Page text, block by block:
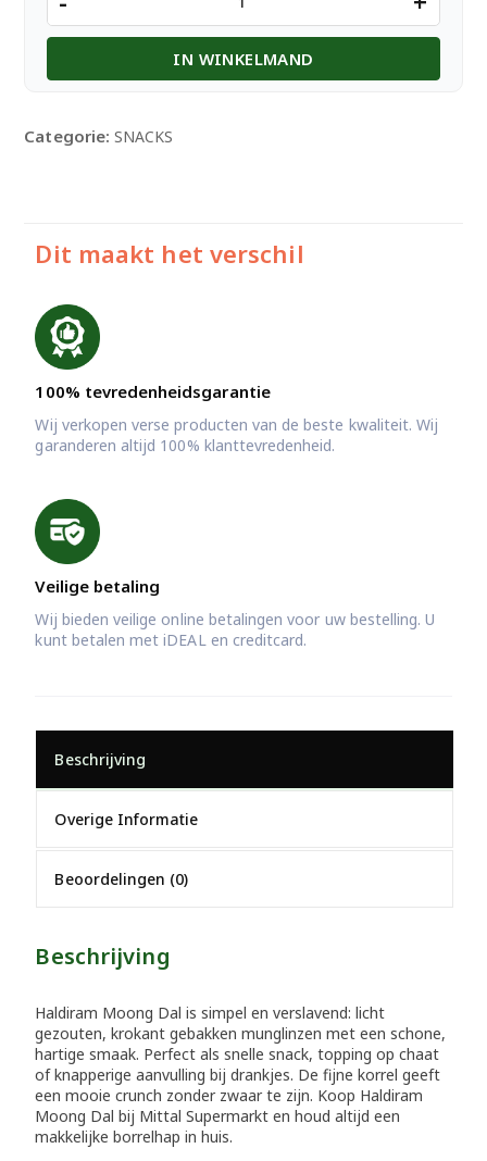
Moongdal
-
Lentil
aantal
IN WINKELMAND
Categorie: SNACKS
Dit maakt het verschil
100% tevredenheidsgarantie
Wij verkopen verse producten van de beste kwaliteit. Wij
garanderen altijd 100% klanttevredenheid.
Veilige betaling
Wij bieden veilige online betalingen voor uw bestelling. U
kunt betalen met iDEAL en creditcard.
Beschrijving
Overige Informatie
Beoordelingen (0)
Beschrijving
Haldiram Moong Dal is simpel en verslavend: licht
gezouten, krokant gebakken munglinzen met een schone,
hartige smaak. Perfect als snelle snack, topping op chaat
of knapperige aanvulling bij drankjes. De fijne korrel geeft
een mooie crunch zonder zwaar te zijn. Koop Haldiram
Moong Dal bij Mittal Supermarkt en houd altijd een
makkelijke borrelhap in huis.